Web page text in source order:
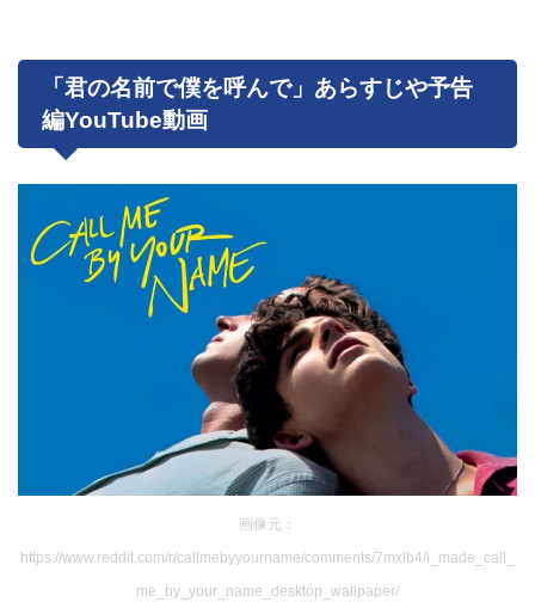
「君の名前で僕を呼んで」あらすじや予告
編YouTube動画
画像元：
https://www.reddit.com/r/callmebyyourname/comments/7mxlb4/i_made_call_
me_by_your_name_desktop_wallpaper/